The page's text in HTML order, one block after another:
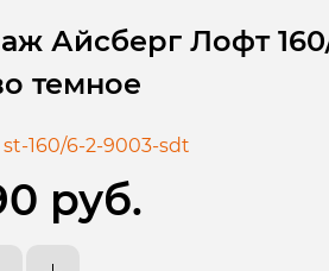
Айсберг Лофт
темное
st-160/6-2-9003-sdt
руб.